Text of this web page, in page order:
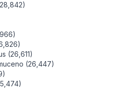
(26,611)
(26,447)